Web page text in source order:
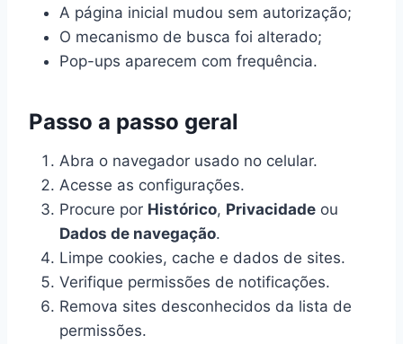
A página inicial mudou sem autorização;
O mecanismo de busca foi alterado;
Pop-ups aparecem com frequência.
Passo a passo geral
Abra o navegador usado no celular.
Acesse as configurações.
Procure por Histórico, Privacidade ou
Dados de navegação.
Limpe cookies, cache e dados de sites.
Verifique permissões de notificações.
Remova sites desconhecidos da lista de
permissões.